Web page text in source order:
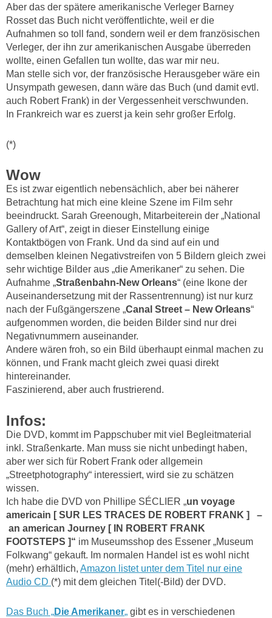
Aber das der spätere amerikanische Verleger Barney
Rosset das Buch nicht veröffentlichte, weil er die
Aufnahmen so toll fand, sondern weil er dem französischen
Verleger, der ihn zur amerikanischen Ausgabe überreden
wollte, einen Gefallen tun wollte, das war mir neu.
Man stelle sich vor, der französische Herausgeber wäre ein
Unsympath gewesen, dann wäre das Buch (und damit evtl.
auch Robert Frank) in der Vergessenheit verschwunden.
In Frankreich war es zuerst ja kein sehr großer Erfolg.
(*)
Wow
Es ist zwar eigentlich nebensächlich, aber bei näherer
Betrachtung hat mich eine kleine Szene im Film sehr
beeindruckt. Sarah Greenough, Mitarbeiterein der „National
Gallery of Art“, zeigt in dieser Einstellung einige
Kontaktbögen von Frank. Und da sind auf ein und
demselben kleinen Negativstreifen von 5 Bildern gleich zwei
sehr wichtige Bilder aus „die Amerikaner“ zu sehen. Die
Aufnahme „Straßenbahn-New Orleans“ (eine Ikone der
Auseinandersetzung mit der Rassentrennung) ist nur kurz
nach der Fußgängerszene „Canal Street – New Orleans“
aufgenommen worden, die beiden Bilder sind nur drei
Negativnummern auseinander.
Andere wären froh, so ein Bild überhaupt einmal machen zu
können, und Frank macht gleich zwei quasi direkt
hintereinander.
Faszinierend, aber auch frustrierend.
Infos:
Die DVD, kommt im Pappschuber mit viel Begleitmaterial
inkl. Straßenkarte. Man muss sie nicht unbedingt haben,
aber wer sich für Robert Frank oder allgemein
„Streetphotography“ interessiert, wird sie zu schätzen
wissen.
Ich habe die DVD von Phillipe SÉCLIER „un voyage
americain [ SUR LES TRACES DE ROBERT FRANK ] –
an american Journey [ IN ROBERT FRANK
FOOTSTEPS ]“ im Museumsshop des Essener „Museum
Folkwang“ gekauft. Im normalen Handel ist es wohl nicht
(mehr) erhältlich, Amazon listet unter dem Titel nur eine
Audio CD (*) mit dem gleichen Titel(-Bild) der DVD.
Das Buch „Die Amerikaner„ gibt es in verschiedenen